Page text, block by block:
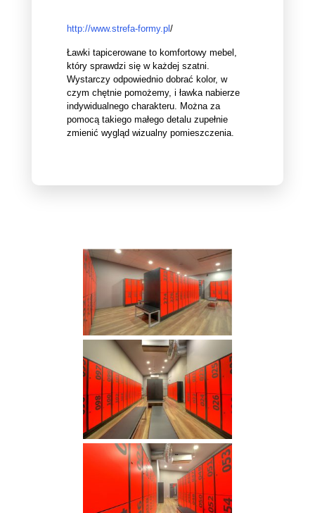
http://www.strefa-formy.pl /
Ławki tapicerowane to komfortowy mebel,
który sprawdzi się w każdej szatni.
Wystarczy odpowiednio dobrać kolor, w
czym chętnie pomożemy, i ławka nabierze
indywidualnego charakteru. Można za
pomocą takiego małego detalu zupełnie
zmienić wygląd wizualny pomieszczenia.